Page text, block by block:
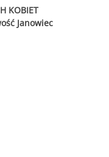
KOBIET
Janowiec